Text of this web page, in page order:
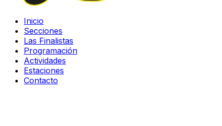
Inicio
Secciones
Las Finalistas
Programación
Actividades
Estaciones
Contacto